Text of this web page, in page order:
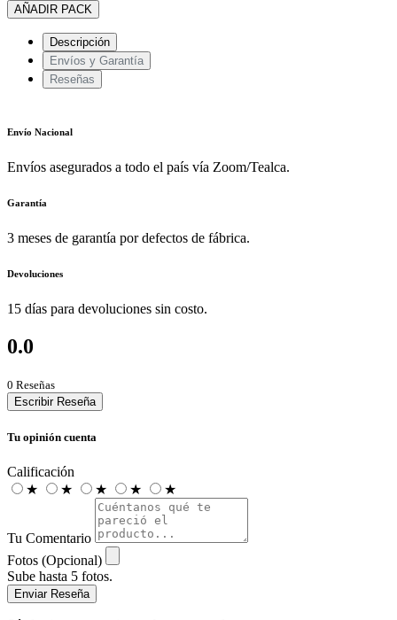
AÑADIR PACK
Descripción
Envíos y Garantía
Reseñas
Envío Nacional
Envíos asegurados a todo el país vía Zoom/Tealca.
Garantía
3 meses de garantía por defectos de fábrica.
Devoluciones
15 días para devoluciones sin costo.
0.0
0 Reseñas
Escribir Reseña
Tu opinión cuenta
Calificación
★
★ ★ ★ ★
Tu Comentario
Fotos (Opcional)
Sube hasta 5 fotos.
Enviar Reseña